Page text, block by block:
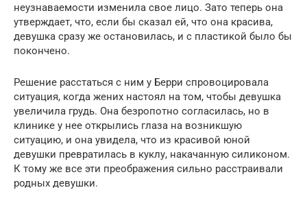
неузнаваемости изменила свое лицо. Зато теперь она
утверждает, что, если бы сказал ей, что она красива,
девушка сразу же остановилась, и с пластикой было бы
покончено.
Решение расстаться с ним у Берри спровоцировала
ситуация, когда жених настоял на том, чтобы девушка
увеличила грудь. Она безропотно согласилась, но в
клинике у нее открылись глаза на возникшую
ситуацию, и она увидела, что из красивой юной
девушки превратилась в куклу, накачанную силиконом.
К тому же все эти преображения сильно расстраивали
родных девушки.